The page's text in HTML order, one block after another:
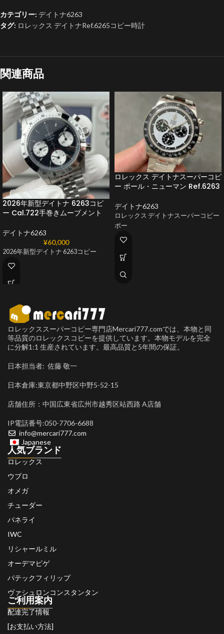
カテゴリー: デイトナ6263
タグ: ロレックス デイトナRef.6265コピー時計
関連商品
2026年新型デイトナ 6263コピ
ー Cal.722手巻きムーブメント
デイトナ6263
¥60,000
2026年新型デイトナ 6263コピー
ロレックス デイトナスーパーコピ
ー ポール・ニューマン Ref.6263
デイトナ6263
ロレックス デイトナスーパーコピー
ポー
ロレックススーパーコピー専門店Mercari777.comでは、本物と同
等品質のロレックスコピーを提供しています。本物モデルを完全
に分解1:1 生産されています。最高品質と5年間の保証。
日本担当者: 佐藤 敬一
日本倉庫:東京都中野区中野5-52-15
店舗住所：中国広東省広州市越秀区站西路 A店舗
IP電話番号:050-7706-6688
info@mercari777.com
Japanese
人気ブランド
ロレックス
ウブロ
オメガ
チューダー
パネライ
IWC
リシャールミル
オーデマピゲ
パテックフィリップ
ヴァシュロンコンスタンタン
ご利用案内
配達完了情報
[お支払い方法]